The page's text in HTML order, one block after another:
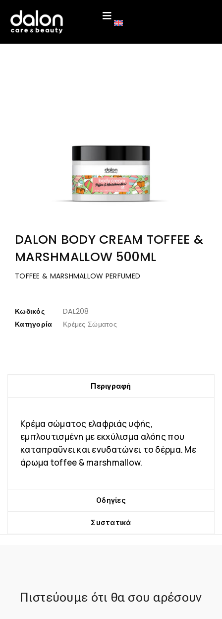
DALON BODY CREAM TOFFEE &
MARSHMALLOW 500ML
TOFFEE & MARSHMALLOW PERFUMED
Κωδικός
DAL208
Κατηγορία
Κρέμες Σώματος
Περιγραφή
Κρέμα σώματος ελαφριάς υφής,
εμπλουτισμένη με εκχύλισμα αλόης που
καταπραΰνει και ενυδατώνει το δέρμα. Με
άρωμα toffee & marshmallow.
Οδηγίες
Συστατικά
Πιστεύουμε ότι θα σου αρέσουν